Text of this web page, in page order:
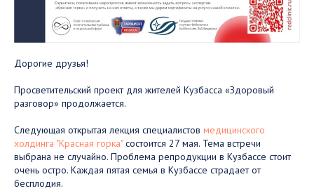
Дорогие друзья!
Просветительский проект для жителей Кузбасса «Здоровый
разговор» продолжается.
Следующая открытая лекция специалистов медицинского
холдинга "Красная горка"состоится 27 мая. Тема встречи
выбрана не случайно. Проблема репродукции в Кузбассе стоит
очень остро. Каждая пятая семья в Кузбассе страдает от
бесплодия.